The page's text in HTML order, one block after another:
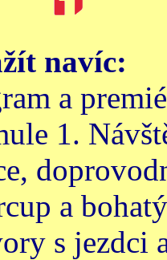
navíc:
a
1.
a
s jezdci